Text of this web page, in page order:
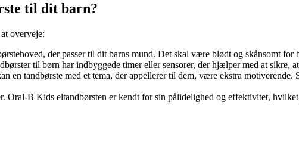
til dit barn?
overveje:
der passer til dit barns mund. Det skal være blødt og skånsomt for
til børn har indbyggede timer eller sensorer, der hjælper med at sikre,
en tandbørste med et tema, der appellerer til dem, være ekstra
Oral-B Kids eltandbørsten er kendt for sin pålidelighed og effektivitet,